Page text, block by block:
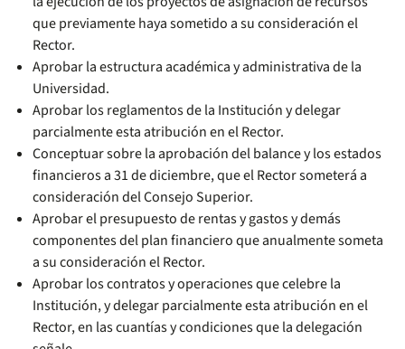
que previamente haya sometido a su consideración el
Rector.
Aprobar la estructura académica y administrativa de la
Universidad.
Aprobar los reglamentos de la Institución y delegar
parcialmente esta atribución en el Rector.
Conceptuar sobre la aprobación del balance y los estados
financieros a 31 de diciembre, que el Rector someterá a
consideración del Consejo Superior.
Aprobar el presupuesto de rentas y gastos y demás
componentes del plan financiero que anualmente someta
a su consideración el Rector.
Aprobar los contratos y operaciones que celebre la
Institución, y delegar parcialmente esta atribución en el
Rector, en las cuantías y condiciones que la delegación